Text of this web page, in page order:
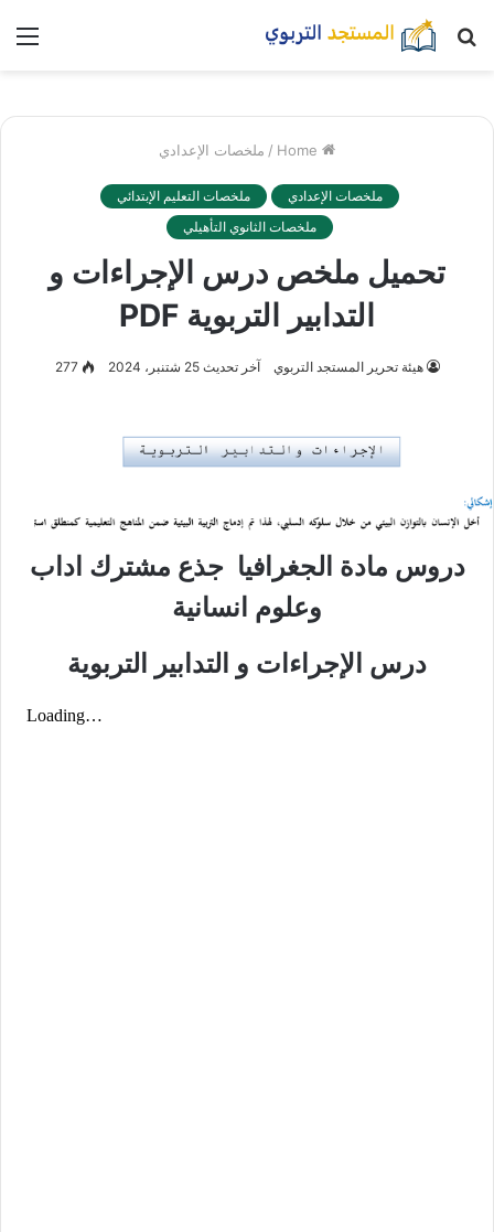
بحث
/ ملخصات الإعدادي
ملخصات الإعدادي
ملخصات التعليم الإبتدائي
ملخصات الثانوي التأهيلي
تحميل ملخص درس الإجراءات و
التدابير التربوية PDF
هيئة تحرير المستجد التربوي آخر تحديث 25 شتنبر، 2024 277
دروس مادة الجغرافيا جذع مشترك اداب
وعلوم انسانية